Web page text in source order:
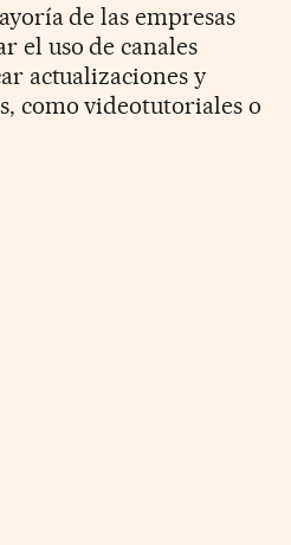
de las empresas
el uso de canales
actualizaciones y
como videotutoriales o